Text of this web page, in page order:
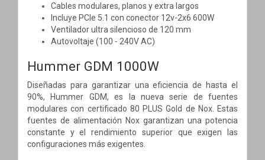
Cables modulares, planos y extra largos
Incluye PCIe 5.1 con conector 12v-2x6 600W
Ventilador ultra silencioso de 120 mm
Autovoltaje (100 - 240V AC)
Hummer GDM 1000W
Diseñadas para garantizar una eficiencia de hasta el
90%, Hummer GDM, es la nueva serie de fuentes
modulares con certificado 80 PLUS Gold de Nox. Estas
fuentes de alimentación Nox garantizan una potencia
constante y el rendimiento superior que exigen las
configuraciones más exigentes.